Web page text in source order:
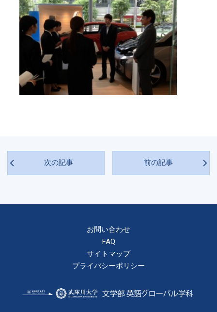
次の記事 前の記事
お問い合わせ
FAQ
サイトマップ
プライバシーポリシー